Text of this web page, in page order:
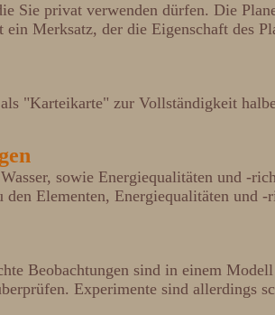
Sie privat verwenden dürfen. Die
Merksatz, der die Eigenschaft des
"Karteikarte" zur Vollständigkeit
sowie Energiequalitäten und -
Elementen, Energiequalitäten und
Beobachtungen sind in einem
Experimente sind allerdings